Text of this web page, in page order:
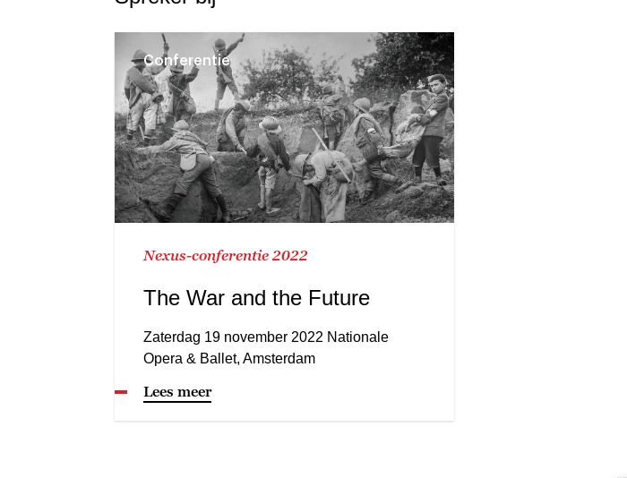
Conferentie
Nexus-conferentie 2022
The War and the Future
Zaterdag 19 november 2022 Nationale
Opera & Ballet, Amsterdam
Lees meer